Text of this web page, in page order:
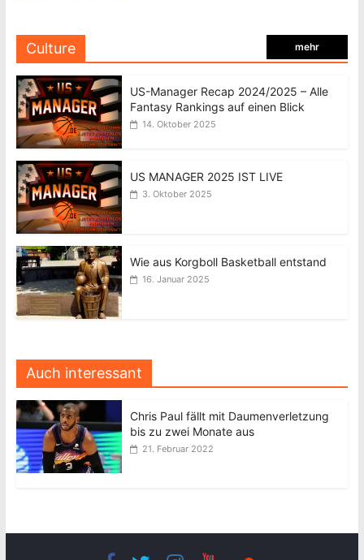
Culture mehr
US-Manager Recap 2024/2025 – Alle
Fantasy Rankings auf einen Blick
14. Oktober 2025
US MANAGER 2025 IST LIVE
3. Oktober 2025
Wie aus Korgboll Basketball entstand
16. Januar 2025
Auch interessant
Chris Paul fällt mit Daumenverletzung
bis zu zwei Monate aus
21. Februar 2022